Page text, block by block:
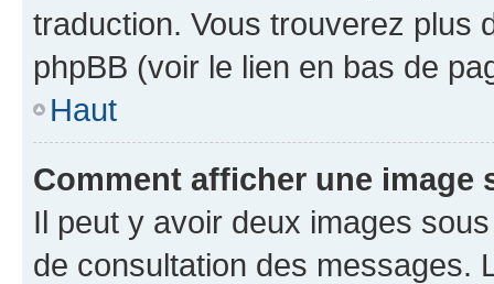
traduction. Vous trouverez plus
phpBB (voir le lien en bas de
Haut
Comment afficher une image
Il peut y avoir deux images
de consultation des messages.